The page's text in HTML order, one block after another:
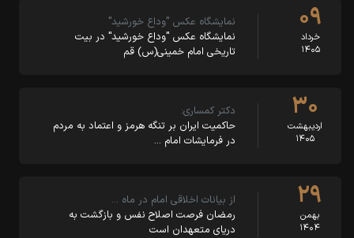
۰۹
خرداد
۱۴۰۵
نمایشگاه عکس "وداع خورشید"
نمایشگاه عکس "وداع خورشید" در بیت‌
تاریخی امام خمینی(س) قم
۳۰
اردیبهشت
۱۴۰۵
دکتر کمساری:
حاکمیت ایران بر تنگه هرمز و اعتماد به مردم
در فرمایشات امام …
۲۹
بهمن
۱۴۰۴
از بیانات اخلاقی امام در ماه …
رمضان فرصت اصلاح نفس و بازگشت به
دریای متعهدان است